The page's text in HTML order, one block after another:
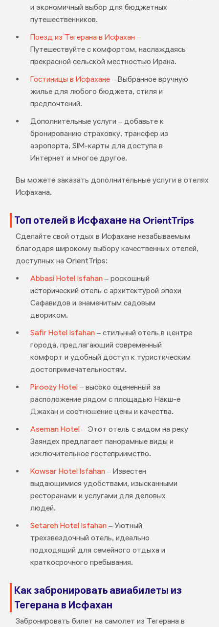
и экономичный выбор для бюджетных
путешественников.
Поезд из Тегерана в Исфахан –
Путешествуйте с комфортом, наслаждаясь
прекрасной сельской местностью Ирана.
Гостиницы в Исфахане– Выбранное вручную
жилье для любого бюджета, стиля и
предпочтений.
Дополнительные услуги – добавьте к
бронированию страховку, трансфер из
аэропорта, SIM-карты для доступа в
Интернет и многое другое.
Вы можете заказать дополнительные услуги в отелях
Исфахана.
Топ отелей в Исфахане на OrientTrips
Сделайте свой отдых в Исфахане незабываемым
благодаря широкому выбору качественных отелей,
доступных на OrientTrips:
Abbasi Hotel Isfahan– роскошный
исторический отель с архитектурой эпохи
Сафавидов и знаменитым садовым
двориком.
Safir Hotel Isfahan– стильный отель в центре
города, предлагающий современный
комфорт и удобный доступ к туристическим
достопримечательностям.
Piroozy Hotel– высоко оцененный за
расположение рядом с площадью Накш-е
Джахан и соотношение цены и качества.
Aseman Hotel– Этот отель с видом на реку
Заяндех предлагает панорамные виды и
исключительное гостеприимство.
Kowsar Hotel Isfahan– Известен
выдающимися удобствами, изысканными
ресторанами и услугами для деловых
людей.
Setareh Hotel Isfahan– Уютный
трехзвездочный отель, идеально
подходящий для семейного отдыха и
краткосрочного пребывания.
Как забронировать авиабилеты из
Тегерана в Исфахан
Забронировать билет на самолет из Тегерана в